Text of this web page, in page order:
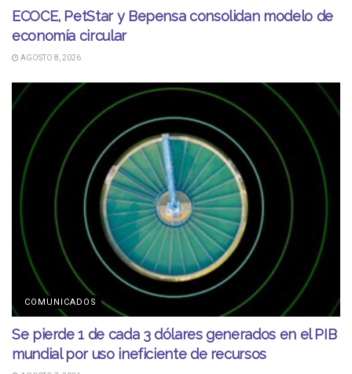
ECOCE, PetStar y Bepensa consolidan modelo de
economía circular
AGOSTO 8, 2026
COMUNICADOS
Se pierde 1 de cada 3 dólares generados en el PIB
mundial por uso ineficiente de recursos